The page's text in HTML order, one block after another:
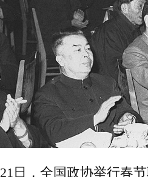
21日，全国政协举行春